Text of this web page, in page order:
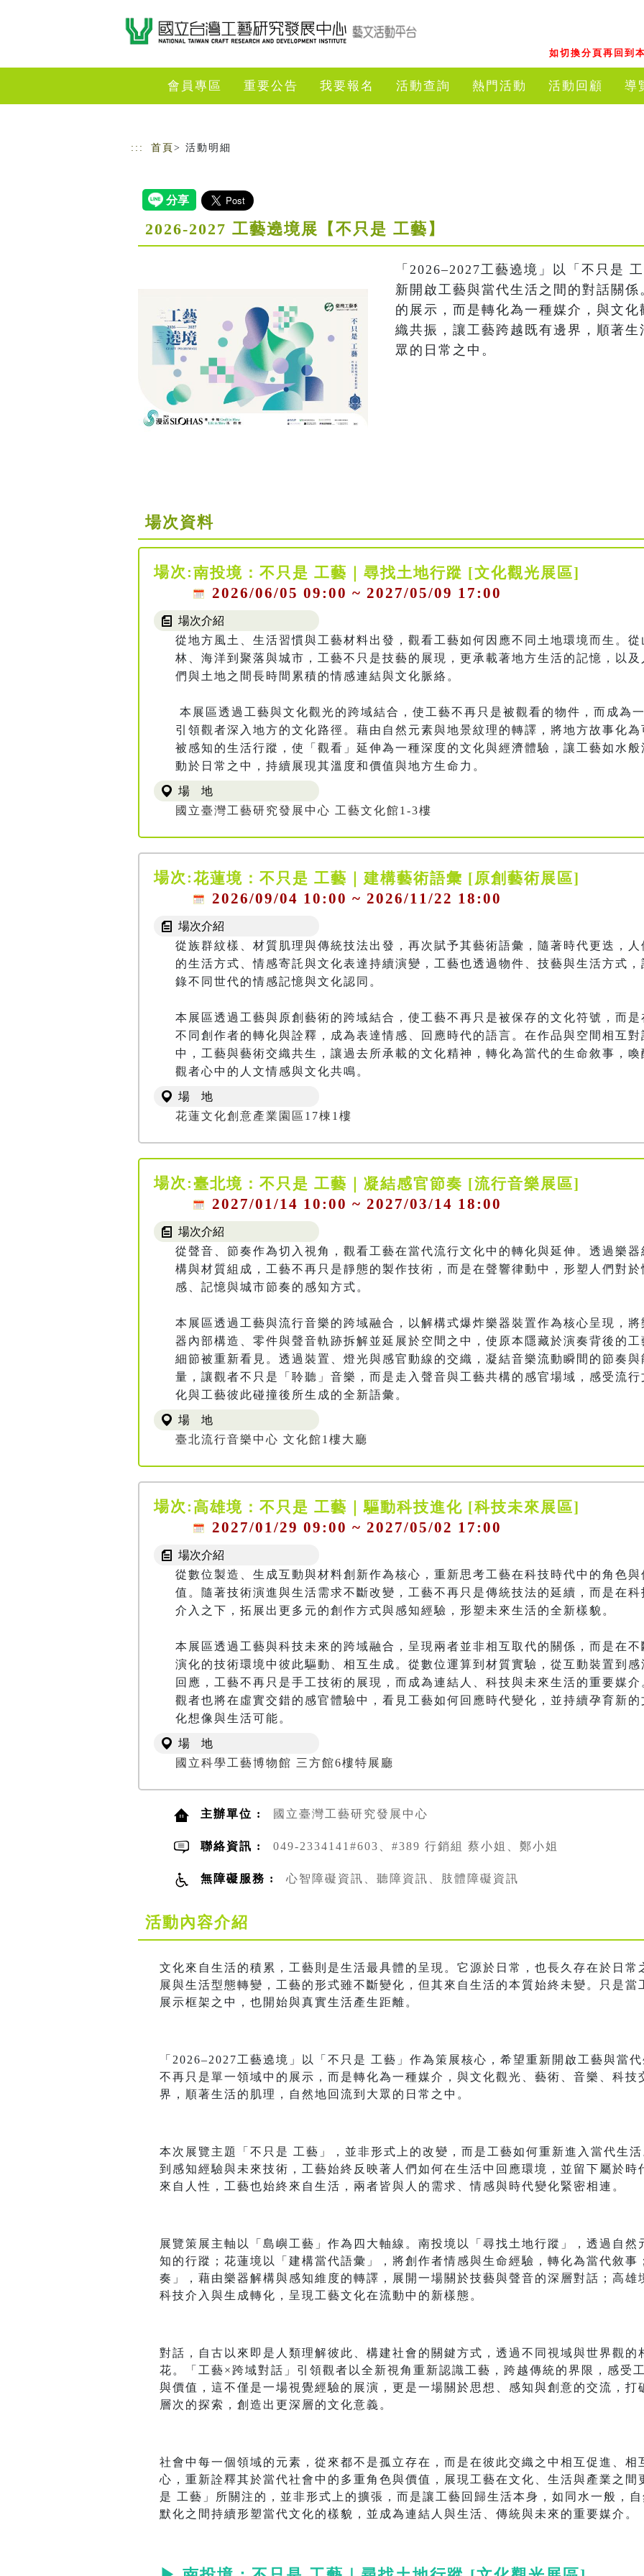
如切換分頁再回到
會員專區 重要公告 我要報名 活動查詢 熱門活動 活動回顧 導
::: 首頁 > 活動明細
2026-2027 工藝遶境展【不只是 工藝】
「2026–2027工藝遶境」以「不只是
新開啟工藝與當代生活之間的對話關
的展示，而是轉化為一種媒介，與文
織共振，讓工藝跨越既有邊界，順著
眾的日常之中。
場次資料
場次:南投境：不只是 工藝｜尋找土地行蹤 [文化觀光展區]
2026/06/05 09:00 ~ 2027/05/09 17:00
場次介紹
從地方風土、生活習慣與工藝材料出發，觀看工藝如何因應不同土地環境而生。從
林、海洋到聚落與城市，工藝不只是技藝的展現，更承載著地方生活的記憶，以及
們與土地之間長時間累積的情感連結與文化脈絡。
引領觀者深入地方的文化路徑。藉由自然元素與地景紋理的轉譯，將地方故事化為
被感知的生活行蹤，使「觀看」延伸為一種深度的文化與經濟體驗，讓工藝如水般
動於日常之中，持續展現其溫度和價值與地方生命力。
場 地
國立臺灣工藝研究發展中心 工藝文化館1-3樓
場次:花蓮境：不只是 工藝｜建構藝術語彙 [原創藝術展區]
2026/09/04 10:00 ~ 2026/11/22 18:00
場次介紹
從族群紋樣、材質肌理與傳統技法出發，再次賦予其藝術語彙，隨著時代更迭，人
的生活方式、情感寄託與文化表達持續演變，工藝也透過物件、技藝與生活方式，
錄不同世代的情感記憶與文化認同。
本展區透過工藝與原創藝術的跨域結合，使工藝不再只是被保存的文化符號，而是
不同創作者的轉化與詮釋，成為表達情感、回應時代的語言。在作品與空間相互對
中，工藝與藝術交織共生，讓過去所承載的文化精神，轉化為當代的生命敘事，喚
觀者心中的人文情感與文化共鳴。
場 地
花蓮文化創意產業園區17棟1樓
場次:臺北境：不只是 工藝｜凝結感官節奏 [流行音樂展區]
2027/01/14 10:00 ~ 2027/03/14 18:00
場次介紹
從聲音、節奏作為切入視角，觀看工藝在當代流行文化中的轉化與延伸。透過樂器
構與材質組成，工藝不再只是靜態的製作技術，而是在聲響律動中，形塑人們對於
感、記憶與城市節奏的感知方式。
本展區透過工藝與流行音樂的跨域融合，以解構式爆炸樂器裝置作為核心呈現，將
器內部構造、零件與聲音軌跡拆解並延展於空間之中，使原本隱藏於演奏背後的工
細節被重新看見。透過裝置、燈光與感官動線的交織，凝結音樂流動瞬間的節奏與
量，讓觀者不只是「聆聽」音樂，而是走入聲音與工藝共構的感官場域，感受流行
化與工藝彼此碰撞後所生成的全新語彙。
場 地
臺北流行音樂中心 文化館1樓大廳
場次:高雄境：不只是 工藝｜驅動科技進化 [科技未來展區]
2027/01/29 09:00 ~ 2027/05/02 17:00
場次介紹
從數位製造、生成互動與材料創新作為核心，重新思考工藝在科技時代中的角色與
值。隨著技術演進與生活需求不斷改變，工藝不再只是傳統技法的延續，而是在科
介入之下，拓展出更多元的創作方式與感知經驗，形塑未來生活的全新樣貌。
本展區透過工藝與科技未來的跨域融合，呈現兩者並非相互取代的關係，而是在不
演化的技術環境中彼此驅動、相互生成。從數位運算到材質實驗，從互動裝置到感
回應，工藝不再只是手工技術的展現，而成為連結人、科技與未來生活的重要媒介
觀者也將在虛實交錯的感官體驗中，看見工藝如何回應時代變化，並持續孕育新的
化想像與生活可能。
場 地
國立科學工藝博物館 三方館6樓特展廳
主辦單位 : 國立臺灣工藝研究發展中心
聯絡資訊 : 049-2334141#603、#389 行銷組 蔡小姐、鄭小姐
無障礙服務 : 心智障礙資訊、聽障資訊、肢體障礙資訊
活動內容介紹
文化來自生活的積累，工藝則是生活最具體的呈現。它源於日常，也長久存在於日常
展與生活型態轉變，工藝的形式雖不斷變化，但其來自生活的本質始終未變。只是當
展示框架之中，也開始與真實生活產生距離。
「2026–2027工藝遶境」以「不只是 工藝」作為策展核心，希望重新開啟工藝與當
不再只是單一領域中的展示，而是轉化為一種媒介，與文化觀光、藝術、音樂、科技
界，順著生活的肌理，自然地回流到大眾的日常之中。
本次展覽主題「不只是 工藝」，並非形式上的改變，而是工藝如何重新進入當代生活
到感知經驗與未來技術，工藝始終反映著人們如何在生活中回應環境，並留下屬於時
來自人性，工藝也始終來自生活，兩者皆與人的需求、情感與時代變化緊密相連。
展覽策展主軸以「島嶼工藝」作為四大軸線。南投境以「尋找土地行蹤」，透過自然
知的行蹤；花蓮境以「建構當代語彙」，將創作者情感與生命經驗，轉化為當代敘事
奏」，藉由樂器解構與感知維度的轉譯，展開一場關於技藝與聲音的深層對話；高雄
科技介入與生成轉化，呈現工藝文化在流動中的新樣態。
對話，自古以來即是人類理解彼此、構建社會的關鍵方式，透過不同視域與世界觀的
花。「工藝×跨域對話」引領觀者以全新視角重新認識工藝，跨越傳統的界限，感受
與價值，這不僅是一場視覺經驗的展演，更是一場關於思想、感知與創意的交流，打
層次的探索，創造出更深層的文化意義。
社會中每一個領域的元素，從來都不是孤立存在，而是在彼此交織之中相互促進、相
心，重新詮釋其於當代社會中的多重角色與價值，展現工藝在文化、生活與產業之間
是 工藝」所關注的，並非形式上的擴張，而是讓工藝回歸生活本身，如同水一般，
默化之間持續形塑當代文化的樣貌，並成為連結人與生活、傳統與未來的重要媒介。